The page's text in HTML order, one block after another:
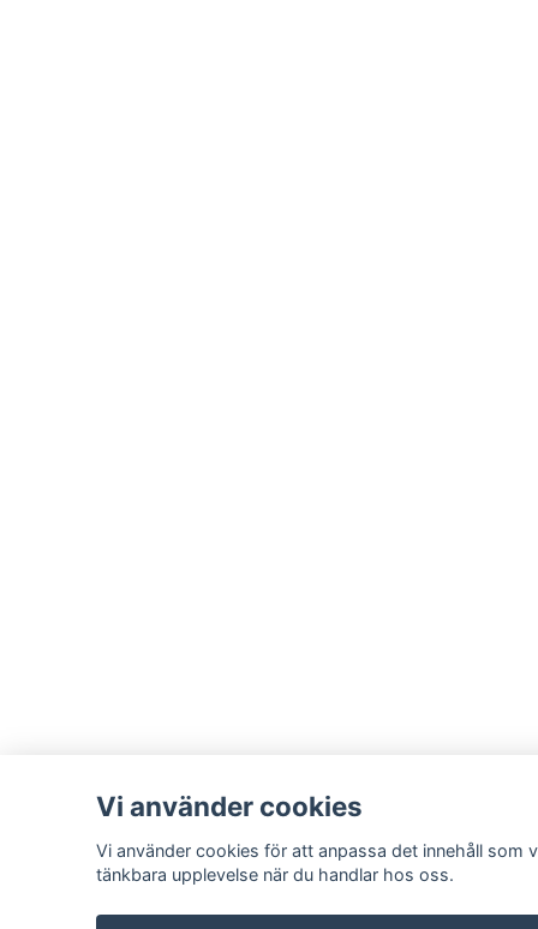
Vi använder cookies
Vi använder cookies för att anpassa det innehåll
tänkbara upplevelse när du handlar hos oss.